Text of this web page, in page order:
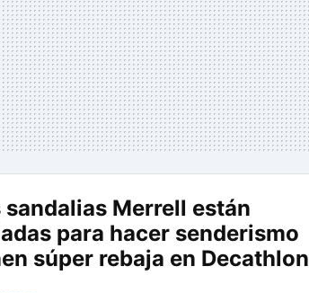
sandalias Merrell están
para hacer senderismo
súper rebaja en Decathlon